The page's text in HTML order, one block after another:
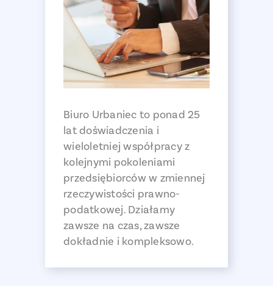
Biuro Urbaniec to ponad 25
lat doświadczenia i
wieloletniej współpracy z
kolejnymi pokoleniami
przedsiębiorców w zmiennej
rzeczywistości prawno-
podatkowej. Działamy
zawsze na czas, zawsze
dokładnie i kompleksowo.